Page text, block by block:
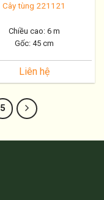
Cây tùng 221121
Chiều cao: 6 m
Gốc: 45 cm
Liên hệ
5